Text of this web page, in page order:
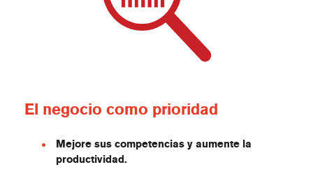
El negocio como prioridad
Mejore sus competencias y aumente la
productividad.